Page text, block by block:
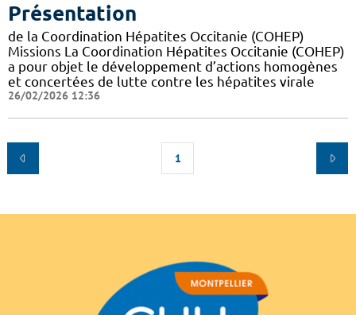
Présentation
de la Coordination Hépatites Occitanie (COHEP)
Missions La Coordination Hépatites Occitanie (COHEP)
a pour objet le développement d’actions homogènes
et concertées de lutte contre les hépatites virale
26/02/2026 12:36
1